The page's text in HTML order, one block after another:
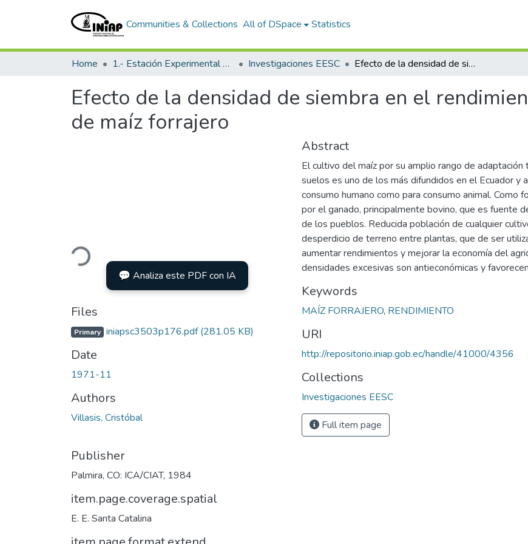
Communities & Collections All of DSpace Statistics
Home 1.- Estación Experimental Santa Catalina Investigaciones EESC Efecto de la densidad de siembra en el rendimiento de seis variedades de maíz forrajero
Efecto de la densidad de siembra en el
de maíz forrajero
Loading...
💬 Analiza este PDF con IA
Files
Primary iniapsc3503p176.pdf(281.05 KB)
Date
1971-11
Authors
Villasis, Cristóbal
Publisher
Palmira, CO: ICA/CIAT, 1984
item.page.coverage.spatial
E. E. Santa Catalina
Abstract
El cultivo del maíz por su amplio rango de
suelos es uno de los más difundidos en el Ecuador y
consumo humano como para consumo animal. Como
por el ganado, principalmente bovino, que es fuente
de los pueblos. Reducida población de cualquier
desperdicio de terreno entre plantas, que de ser
aumentar rendimientos y mejorar la economía del
densidades excesivas son antieconómicas y
Keywords
MAÍZ FORRAJERO, RENDIMIENTO
URI
http://repositorio.iniap.gob.ec/handle/41000/4356
Collections
Investigaciones EESC
Full item page